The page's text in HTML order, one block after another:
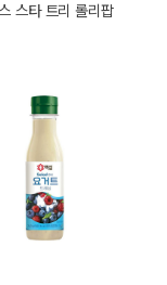
스타 트리 롤리팝